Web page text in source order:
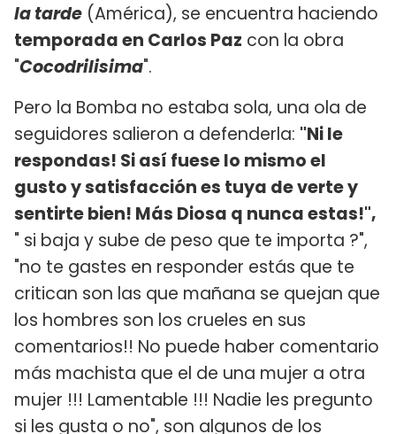
la tarde (América), se encuentra haciendo
temporada en Carlos Paz con la obra
"Cocodrilisima".
Pero la Bomba no estaba sola, una ola de
seguidores salieron a defenderla: "Ni le
respondas! Si así fuese lo mismo el
gusto y satisfacción es tuya de verte y
sentirte bien! Más Diosa q nunca estas!",
" si baja y sube de peso que te importa ?",
"no te gastes en responder estás que te
critican son las que mañana se quejan que
los hombres son los crueles en sus
comentarios!! No puede haber comentario
más machista que el de una mujer a otra
mujer !!! Lamentable !!! Nadie les pregunto
si les gusta o no", son algunos de los